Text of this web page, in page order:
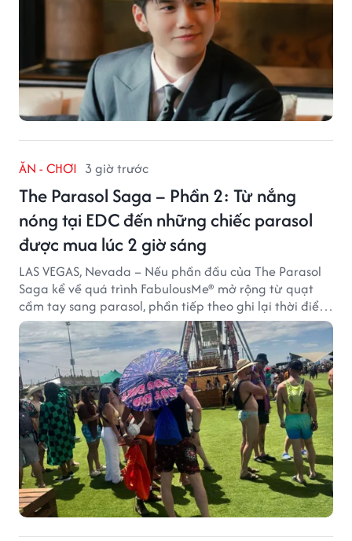
ĂN - CHƠI 3 giờ trước
The Parasol Saga – Phần 2: Từ nắng
nóng tại EDC đến những chiếc parasol
được mua lúc 2 giờ sáng
LAS VEGAS, Nevada – Nếu phần đầu của The Parasol
Saga kể về quá trình FabulousMe® mở rộng từ quạt
cầm tay sang parasol, phần tiếp theo ghi lại thời điểm
sản phẩm được thị trường đón nhận và dần vượt khỏi
công năng che nắng thông thường.